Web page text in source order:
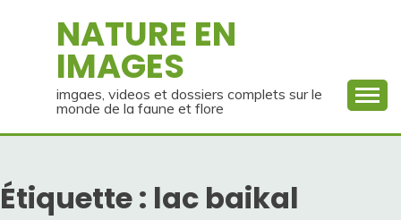
NATURE EN
IMAGES
imgaes, videos et dossiers complets sur le
monde de la faune et flore
Étiquette : lac baikal